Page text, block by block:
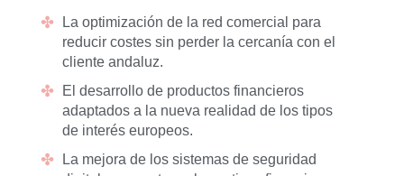
La optimización de la red comercial para
reducir costes sin perder la cercanía con el
cliente andaluz.
El desarrollo de productos financieros
adaptados a la nueva realidad de los tipos
de interés europeos.
La mejora de los sistemas de seguridad